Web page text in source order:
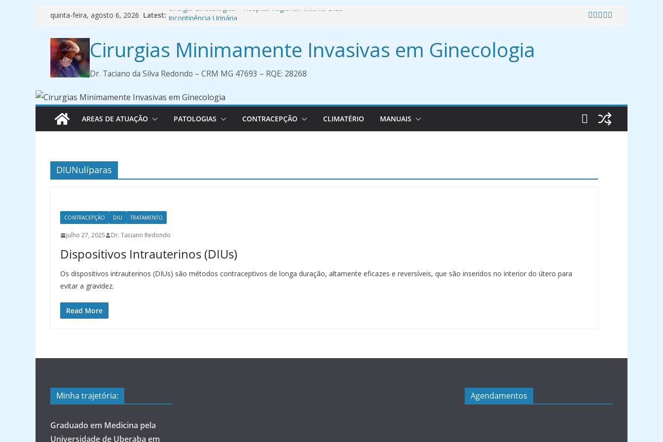
Pular
conteúdo
quinta-feira, agosto 6, 2026 Latest: Cirurgia Ginecológica – Hospital Regional Antônio Dias
Incontinência Urinária
Diagnóstica
Cancer de Mama
Cirurgias Minimamente Invasivas em Ginecologia
Dr. Taciano da Silva Redondo – CRM MG 47693 – RQE: 28268
AREAS DE ATUAÇÃO PATOLOGIAS CONTRACEPÇÃO CLIMATÉRIO MANUAIS
DIUNulíparas
CONTRACEPÇÃO DIU TRATAMENTO
julho 27, 2025 Dr. Taciano Redondo
Dispositivos Intrauterinos (DIUs)
Os dispositivos intrauterinos (DIUs) são métodos contraceptivos de longa duração, altamente eficazes e reversíveis, que são inseridos no interior do útero para
evitar a gravidez.
Read More
Minha trajetória:
Graduado em Medicina pela
Universidade de Uberaba em
Agendamentos